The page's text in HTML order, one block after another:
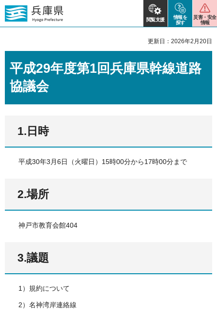
閲覧支援
情報を
探す
災害・安全
情報
更新日：2026年2月20日
平成29年度第1回兵庫県幹線道路
協議会
1.日時
平成30年3月6日（火曜日）15時00分から17時00分まで
2.場所
神戸市教育会館404
3.議題
1）規約について
2）名神湾岸連絡線